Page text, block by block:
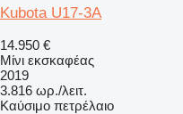
Kubota U17-3A
14.950 €
Μίνι εκσκαφέας
2019
3.816 ωρ./λειτ.
Καύσιμο πετρέλαιο